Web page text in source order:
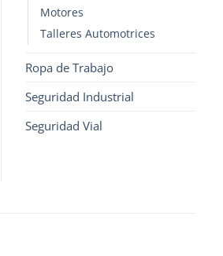
Motores
Talleres Automotrices
Ropa de Trabajo
Seguridad Industrial
Seguridad Vial